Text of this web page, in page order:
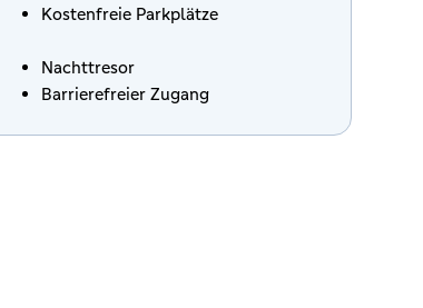
Kostenfreie Parkplätze
Nachttresor
Barrierefreier Zugang